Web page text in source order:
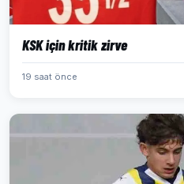
KSK için kritik zirve
19 saat önce